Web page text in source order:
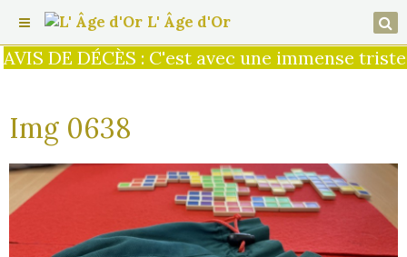
DE DÉCÈS : C'est avec une immense
L' Âge d'Or
Img 0638